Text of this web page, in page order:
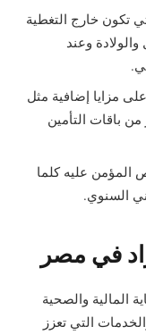
تكون خارج التغطية
وعند
مزايا إضافية مثل
باقات التأمين
المؤمن عليه كلما
السنوي.
في مصر
المالية والصحية
التي تعزز